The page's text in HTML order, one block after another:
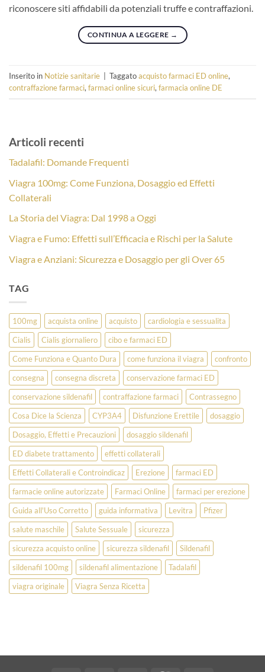
riconoscere siti affidabili da potenziali truffe e contraffazioni.
CONTINUA A LEGGERE →
Inserito in Notizie sanitarie Taggatoacquisto farmaci ED online,
contraffazione farmaci, farmaci online sicuri, farmacia online DE
Articoli recenti
Tadalafil: Domande Frequenti
Viagra 100mg: Come Funziona, Dosaggio ed Effetti
Collaterali
La Storia del Viagra: Dal 1998 a Oggi
Viagra e Fumo: Effetti sull’Efficacia e Rischi per la Salute
Viagra e Anziani: Sicurezza e Dosaggio per gli Over 65
TAG
100mg acquista online acquisto
cardiologia e sessualita
Cialis
Cialis giornaliero
cibo e farmaci ED
Come Funziona e Quanto Dura
come funziona il viagra
confronto
consegna
consegna discreta
conservazione farmaci ED
conservazione sildenafil
contraffazione farmaci
Contrassegno
Cosa Dice la Scienza
CYP3A4 Disfunzione Erettile
dosaggio
Dosaggio, Effetti e Precauzioni
dosaggio sildenafil
ED diabete trattamento
effetti collaterali
Effetti Collaterali e Controindicaz
Erezione
farmaci ED
farmacie online autorizzate
Farmaci Online
farmaci per erezione
Guida all'Uso Corretto
guida informativa Levitra
Pfizer
salute maschile
Salute Sessuale
sicurezza
sicurezza acquisto online
sicurezza sildenafil
Sildenafil
sildenafil 100mg
sildenafil alimentazione
Tadalafil
viagra originale
Viagra Senza Ricetta